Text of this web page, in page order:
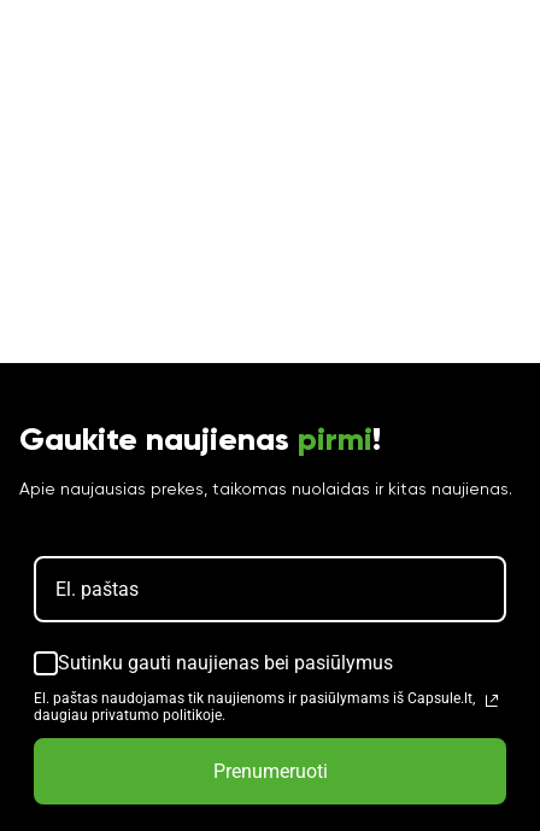
Gaukite naujienas pirmi!
Apie naujausias prekes, taikomas nuolaidas ir kitas naujienas.
Sutinku gauti naujienas bei pasiūlymus
El. paštas naudojamas tik naujienoms ir pasiūlymams iš Capsule.lt,
daugiau privatumo politikoje.
Prenumeruoti